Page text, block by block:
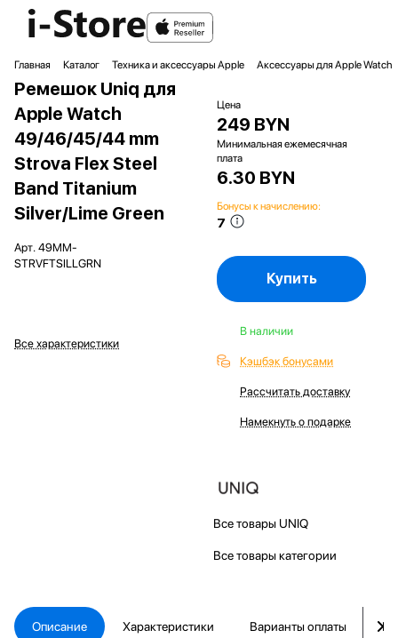
Главная Каталог Техника и аксессуары Apple Аксессуары для Apple Watch
Ремешок Uniq для
Apple Watch
49/46/45/44 mm
Strova Flex Steel
Band Titanium
Silver/Lime Green
Арт. 49MM-
STRVFTSILLGRN
Все характеристики
Цена
249 BYN
Минимальная ежемесячная
плата
6.30 BYN
Бонусы к начислению:
7
Купить
В наличии
Кэшбэк бонусами
Рассчитать доставку
Намекнуть о подарке
Все товары UNIQ
Все товары категории
Описание Характеристики Варианты оплаты